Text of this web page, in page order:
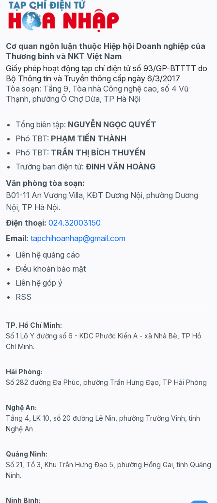
Cơ quan ngôn luận thuộc Hiệp hội Doanh nghiệp của
Thương binh và NKT Việt Nam
Giấy phép hoạt động tạp chí điện tử số 93/GP-BTTTT do
Bộ Thông tin và Truyền thông cấp ngày 6/3/2017
Tòa soạn: Tầng 9, Tòa nhà Công nghệ cao, số 4 Vũ
Thạnh, phường Ô Chợ Dừa, TP Hà Nội
Tổng biên tập: NGUYỄN NGỌC QUYẾT
Phó TBT: PHẠM TIẾN THÀNH
Phó TBT: TRẦN THỊ BÍCH THUYẾN
Trưởng ban điện tử: ĐINH VĂN HOÀNG
Văn phòng tòa soạn:
B01-11 An Vượng Villa, KĐT Dương Nội, phường Dương
Nội, TP Hà Nội.
Điện thoại: 024.32003150
Email: tapchihoanhap@gmail.com
Liên hệ quảng cáo
Điều khoản bảo mật
Liên hệ góp ý
RSS
TP. Hồ Chí Minh:
Số 1 Lô Y đường số 6 - KDC Phước Kiển A - xã Nhà Bè, TP Hồ
Chí Minh.
Hải Phòng:
Số 282 đường Đa Phúc, phường Trần Hưng Đạo, TP Hải Phòng
Nghệ An:
Tầng 4, LK 10, số 20 đường Lê Nin, phường Trường Vinh, tỉnh
Nghệ An
Quảng Ninh:
Số 21, Tổ 3, Khu Trần Hưng Đạo 5, phường Hồng Gai, tỉnh Quảng
Ninh.
Ninh Bình: